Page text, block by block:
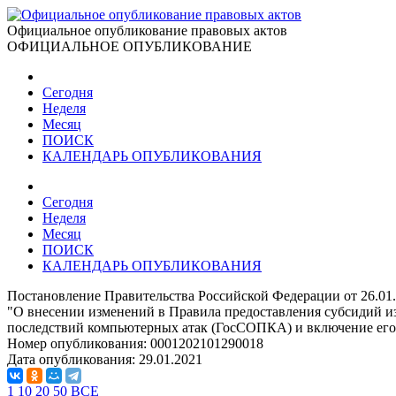
Официальное опубликование правовых актов
ОФИЦИАЛЬНОЕ ОПУБЛИКОВАНИЕ
Сегодня
Неделя
Месяц
ПОИСК
КАЛЕНДАРЬ ОПУБЛИКОВАНИЯ
Сегодня
Неделя
Месяц
ПОИСК
КАЛЕНДАРЬ ОПУБЛИКОВАНИЯ
Постановление Правительства Российской Федерации от
"О внесении изменений в Правила предоставления субсидий
последствий компьютерных атак (ГосСОПКА) и включение
Номер опубликования: 0001202101290018
Дата опубликования: 29.01.2021
1 10 20 50 ВСЕ